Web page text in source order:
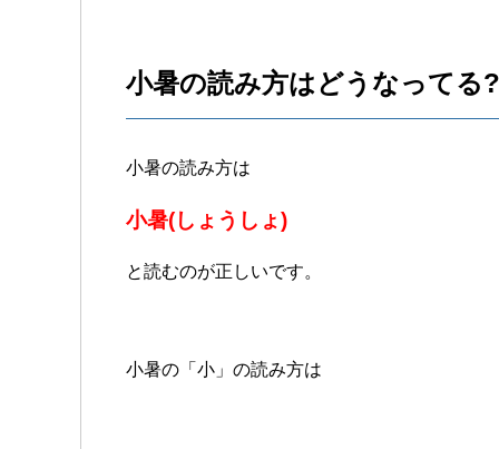
小暑の読み方はどうなってる?
小暑の読み方は
小暑(しょうしょ)
と読むのが正しいです。
小暑の「小」の読み方は